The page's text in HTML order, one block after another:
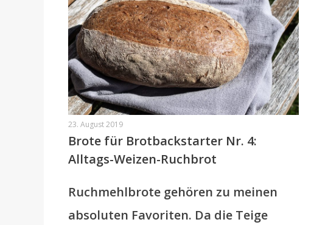
23. August 2019
Brote für Brotbackstarter Nr. 4:
Alltags-Weizen-Ruchbrot
Ruchmehlbrote gehören zu meinen
absoluten Favoriten. Da die Teige